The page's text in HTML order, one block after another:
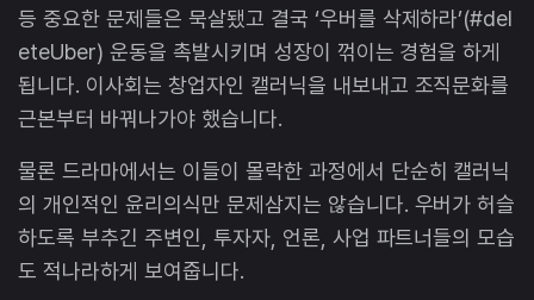
등 중요한 문제들은 묵살됐고 결국 ‘우버를 삭제하라’(#del
eteUber) 운동을 촉발시키며 성장이 꺾이는 경험을 하게
됩니다. 이사회는 창업자인 캘러닉을 내보내고 조직문화를
근본부터 바꿔나가야 했습니다.
물론 드라마에서는 이들이 몰락한 과정에서 단순히 캘러닉
의 개인적인 윤리의식만 문제삼지는 않습니다. 우버가 허슬
하도록 부추긴 주변인, 투자자, 언론, 사업 파트너들의 모습
도 적나라하게 보여줍니다.